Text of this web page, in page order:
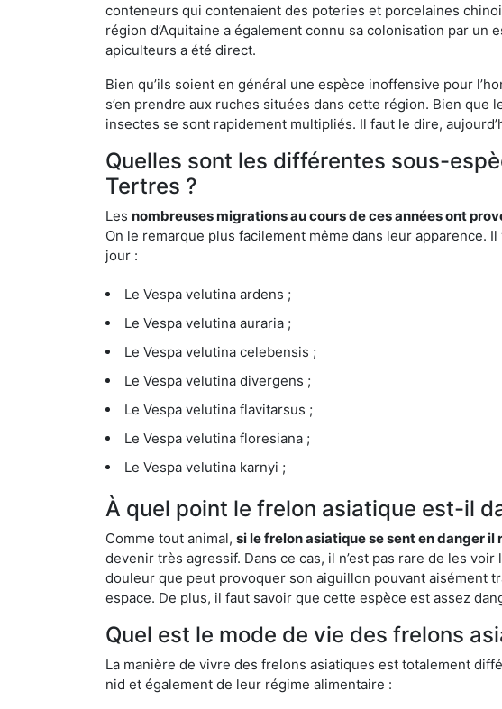
conteneurs qui contenaient des poteries et porcelaines
région d’Aquitaine a également connu sa colonisation par un
apiculteurs a été direct.
Bien qu’ils soient en général une espèce inoffensive pour
s’en prendre aux ruches situées dans cette région. Bien
insectes se sont rapidement multipliés. Il faut le dire,
Quelles sont les différentes sous-
Tertres ?
Les nombreuses migrations au cours de ces années ont
On le remarque plus facilement même dans leur apparence.
jour :
Le Vespa velutina ardens ;
Le Vespa velutina auraria ;
Le Vespa velutina celebensis ;
Le Vespa velutina divergens ;
Le Vespa velutina flavitarsus ;
Le Vespa velutina floresiana ;
Le Vespa velutina karnyi ;
À quel point le frelon asiatique est-il
Comme tout animal, si le frelon asiatique se sent en danger il
devenir très agressif. Dans ce cas, il n’est pas rare de les
douleur que peut provoquer son aiguillon pouvant aisément
espace. De plus, il faut savoir que cette espèce est assez
Quel est le mode de vie des frelons
La manière de vivre des frelons asiatiques est totalement
nid et également de leur régime alimentaire :